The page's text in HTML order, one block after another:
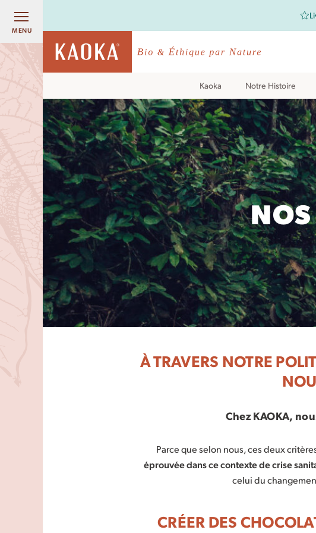
MENU
Kaoka Notre Histoire
À TRAVERS NOTRE
Chez KAOKA,
Parce que selon nous, ces deux
éprouvée dans ce contexte de crise
celui du
CRÉER DES